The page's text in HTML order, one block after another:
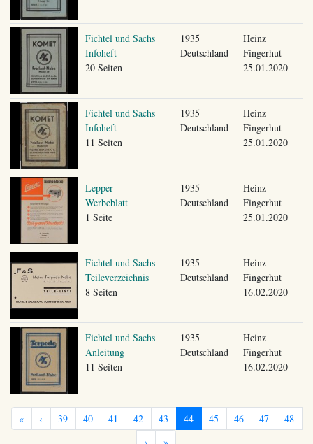
Fichtel und Sachs
Infoheft
20 Seiten
1935
Deutschland
Heinz
Fingerhut
25.01.2020
Fichtel und Sachs
Infoheft
11 Seiten
1935
Deutschland
Heinz
Fingerhut
25.01.2020
Lepper
Werbeblatt
1 Seite
1935
Deutschland
Heinz
Fingerhut
25.01.2020
Fichtel und Sachs
Teileverzeichnis
8 Seiten
1935
Deutschland
Heinz
Fingerhut
16.02.2020
Fichtel und Sachs
Anleitung
11 Seiten
1935
Deutschland
Heinz
Fingerhut
16.02.2020
« ‹ 39 40 41 42 43 44 45 46 47
48
›
»